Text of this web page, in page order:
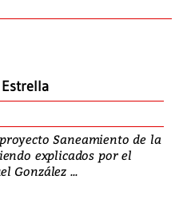
Saneamiento de la
explicados por el
González ...